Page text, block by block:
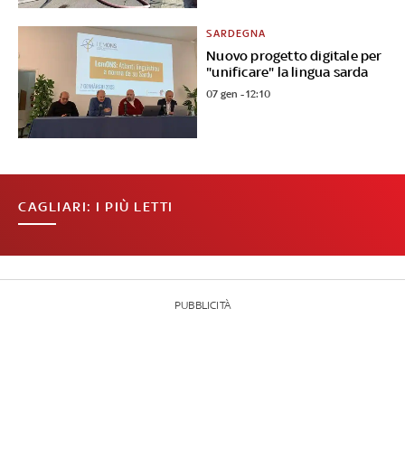
Nuovo progetto digitale per
"unificare" la lingua sarda
SARDEGNA
07 gen - 12:10
CAGLIARI: I PIÙ LETTI
PUBBLICITÀ